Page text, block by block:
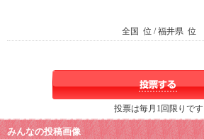
全国 位 / 福井県 位
投票は毎月1回限りです
みんなの投稿画像